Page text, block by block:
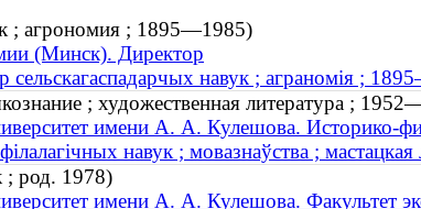
; агрономия ; 1895—1985)
(Минск). Директор
сельскагаспадарчых навук ; аграномія ;
; художественная литература ;
имени А. А. Кулешова. Историко-
навук ; мовазнаўства ;
; род. 1978)
имени А. А. Кулешова. Факультет